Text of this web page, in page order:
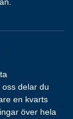
delar du
en kvarts
över hela